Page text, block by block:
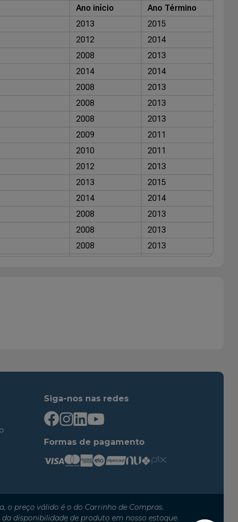
Ano início
Ano Término
2013
2015
2012
2014
2008
2013
2014
2014
2008
2013
2008
2013
2008
2013
2009
2011
2010
2011
2012
2013
2013
2015
2014
2014
2008
2013
2008
2013
2008
2013
Siga-nos nas redes
Formas de pagamento
o preço válido é o do Carrinho de Compras.
disponibilidade de produto em nosso estoque.